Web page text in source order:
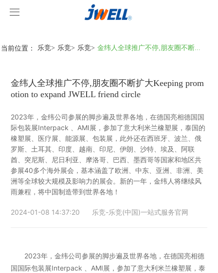
乐竞
产品中心
型材线系列
造粒线系列
客户视频
乐竞
乐竞
行业新闻
乐竞-乐竞(中国)一站式服务官网
当前位置： 乐竞> 乐竞> 乐竞> 金纬人全球推广不停,朋友圈不断...
金纬人全球推广不停,朋友圈不断扩大Keeping prom
otion to expand JWELL friend circle
2023年，金纬公司参展的脚步遍及世界各地，在德国亮相德国国
际包装展Interpack 、AMI展，参加了意大利米兰橡塑展，泰国的
橡塑展、医疗展、能源展、包装展，此外还在西班牙、波兰、俄
罗斯、土耳其、印度、越南、印尼、伊朗、沙特、埃及、阿联
酋、突尼斯、尼日利亚、摩洛哥、巴西、墨西哥等国家和地区共
参展40多个海外展会，基本涵盖了欧洲、中东、亚洲、非洲、美
洲等全球较大规模及影响力的展会。新的一年，金纬人将继续风
雨兼程，将中国制造带到世界各地！
2024-01-08 14:37:20 乐竞-乐竞(中国)一站式服务官网
2023年，金纬公司参展的脚步遍及世界各地，在德国亮相德
国国际包装展Interpack 、AMI展，参加了意大利米兰橡塑展，泰